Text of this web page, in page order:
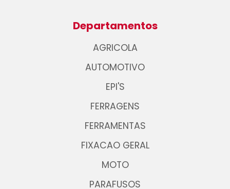
Departamentos
AGRICOLA
AUTOMOTIVO
EPI'S
FERRAGENS
FERRAMENTAS
FIXACAO GERAL
MOTO
PARAFUSOS